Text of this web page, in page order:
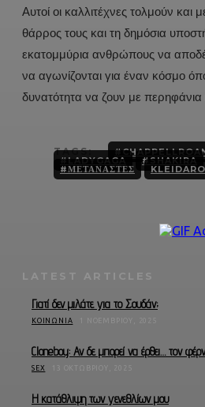
Αυτοί οι καλλιτέχνες τολμούν
θάρρος τους και τη δημόσια
εκατομμύρια ανθρώπους να
να αγωνίζονται για έναν κόσμο
δυνατότητα να ζουν με
TAGS:
#LADYGAGA #SHAKIRA
#ΜΕΤΑΝΑΣΤΕΣ
LATEST ARTICLES
Γιατί δεν μιλάτε για το Σουδάν;
ΚΟΙΝΩΝΊΑ 1 ΝΟΕΜΒΡΊΟΥ, 2025
Cloneboy: Αν δε μπορεί να έρθει… τον
SEX 13 ΟΚΤΩΒΡΊΟΥ, 2025
Η κατάθλιψη των γενεθλίων μου